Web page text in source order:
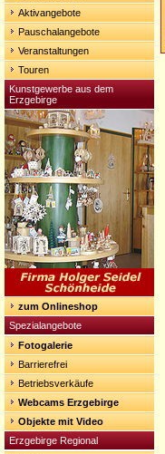
Aktivangebote
Pauschalangebote
Veranstaltungen
Touren
Kunstgewerbe aus dem
Erzgebirge
zum Onlineshop
Spezialangebote
Fotogalerie
Barrierefrei
Betriebsverkäufe
Webcams Erzgebirge
Objekte mit Video
Erzgebirge Regional